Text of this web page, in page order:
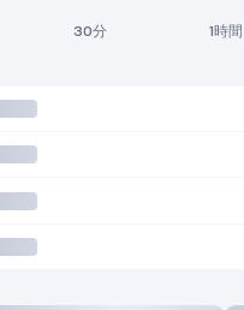
30分 1時間